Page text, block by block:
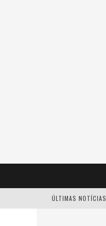
ÚLTIMAS NOTÍCIAS